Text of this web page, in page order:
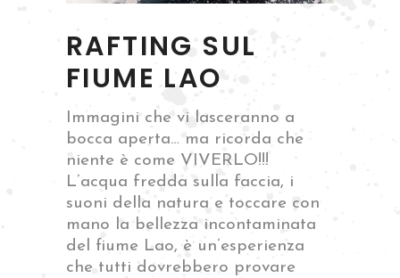
RAFTING SUL
FIUME LAO
Immagini che vi lasceranno a
bocca aperta… ma ricorda che
niente è come VIVERLO!!!
L’acqua fredda sulla faccia, i
suoni della natura e toccare con
mano la bellezza incontaminata
del fiume Lao, è un’esperienza
che tutti dovrebbero provare